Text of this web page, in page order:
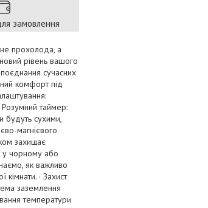
замовлення
не прохолода, а
рівень вашого
сучасних
комфорт під
Розумний таймер:
сухими,
магнієвого
захищає
у чорному або
як важливо
· Захист
заземлення
температури